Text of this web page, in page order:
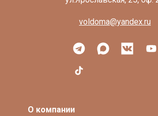
voldoma@yandex.ru
О компании